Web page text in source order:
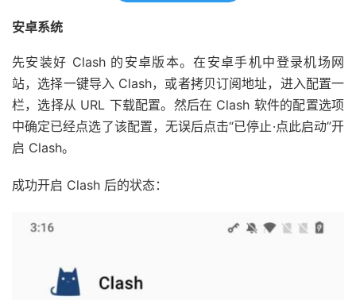
安卓系统
先安装好 Clash 的安卓版本。在安卓手机中登录机场网
站，选择一键导入 Clash，或者拷贝订阅地址，进入配置一
栏，选择从 URL 下载配置。然后在 Clash 软件的配置选项
中确定已经点选了该配置，无误后点击“已停止·点此启动”开
启 Clash。
成功开启 Clash 后的状态：